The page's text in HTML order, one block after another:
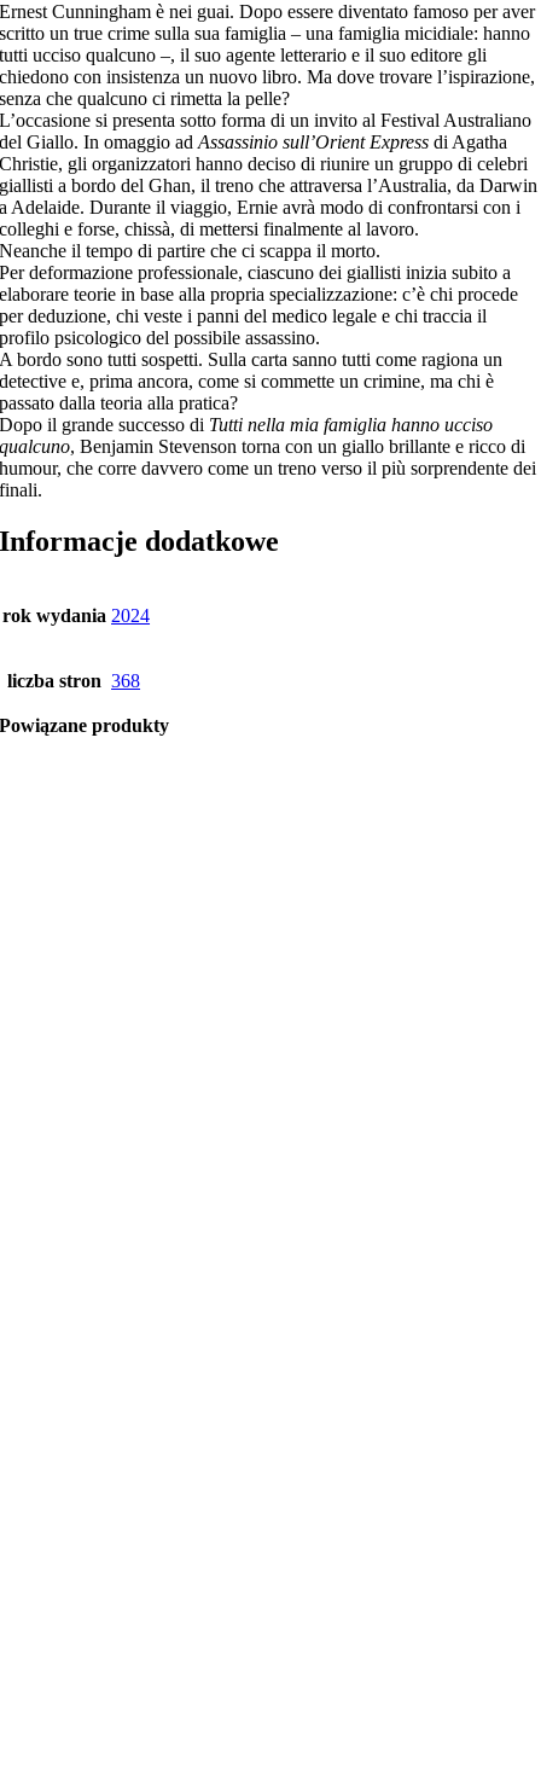
Ernest Cunningham è nei guai. Dopo essere diventato famoso per aver
scritto un true crime sulla sua famiglia – una famiglia micidiale: hanno
tutti ucciso qualcuno –, il suo agente letterario e il suo editore gli
chiedono con insistenza un nuovo libro. Ma dove trovare l’ispirazione,
senza che qualcuno ci rimetta la pelle?
L’occasione si presenta sotto forma di un invito al Festival Australiano
del Giallo. In omaggio adAssassinio sull’Orient Express di Agatha
Christie, gli organizzatori hanno deciso di riunire un gruppo di celebri
giallisti a bordo del Ghan, il treno che attraversa l’Australia, da Darwin
a Adelaide. Durante il viaggio, Ernie avrà modo di confrontarsi con i
colleghi e forse, chissà, di mettersi finalmente al lavoro.
Neanche il tempo di partire che ci scappa il morto.
Per deformazione professionale, ciascuno dei giallisti inizia subito a
elaborare teorie in base alla propria specializzazione: c’è chi procede
per deduzione, chi veste i panni del medico legale e chi traccia il
profilo psicologico del possibile assassino.
A bordo sono tutti sospetti. Sulla carta sanno tutti come ragiona un
detective e, prima ancora, come si commette un crimine, ma chi è
passato dalla teoria alla pratica?
Dopo il grande successo di Tutti nella mia famiglia hanno ucciso
qualcuno, Benjamin Stevenson torna con un giallo brillante e ricco di
humour, che corre davvero come un treno verso il più sorprendente dei
finali.
Informacje dodatkowe
rok wydania 2024
liczba stron 368
Powiązane produkty